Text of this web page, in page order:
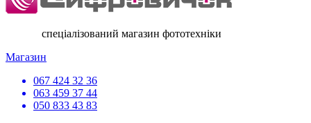
спеціалізований магазин фототехніки
Магазин
067 424 32 36
063 459 37 44
050 833 43 83